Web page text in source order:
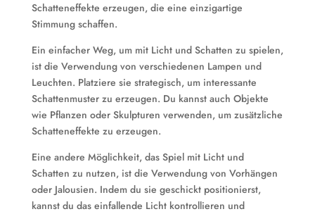
Schatteneffekte erzeugen, die eine einzigartige
Stimmung schaffen.
Ein einfacher Weg, um mit Licht und Schatten zu spielen,
ist die Verwendung von verschiedenen Lampen und
Leuchten. Platziere sie strategisch, um interessante
Schattenmuster zu erzeugen. Du kannst auch Objekte
wie Pflanzen oder Skulpturen verwenden, um zusätzliche
Schatteneffekte zu erzeugen.
Eine andere Möglichkeit, das Spiel mit Licht und
Schatten zu nutzen, ist die Verwendung von Vorhängen
oder Jalousien. Indem du sie geschickt positionierst,
kannst du das einfallende Licht kontrollieren und